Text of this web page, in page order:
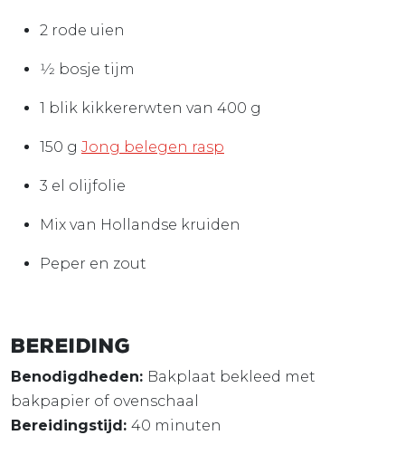
2 rode uien
1⁄2 bosje tijm
1 blik kikkererwten van 400 g
150 g Jong belegen rasp
3 el olijfolie
Mix van Hollandse kruiden
Peper en zout
Bereiding
Benodigdheden: Bakplaat bekleed met
bakpapier of ovenschaal
Bereidingstijd: 40 minuten